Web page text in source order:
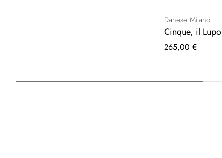
Danese Milano
Cinque, il
265,00 €